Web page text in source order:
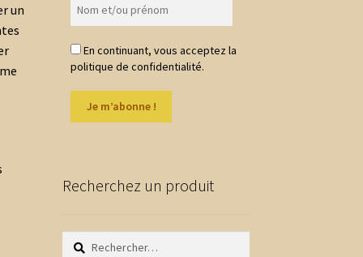
un
En continuant, vous acceptez la
politique de confidentialité.
Recherchez un produit
Rechercher :